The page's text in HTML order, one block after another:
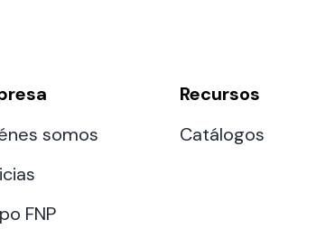
somos
FNP
Recursos
Catálogos